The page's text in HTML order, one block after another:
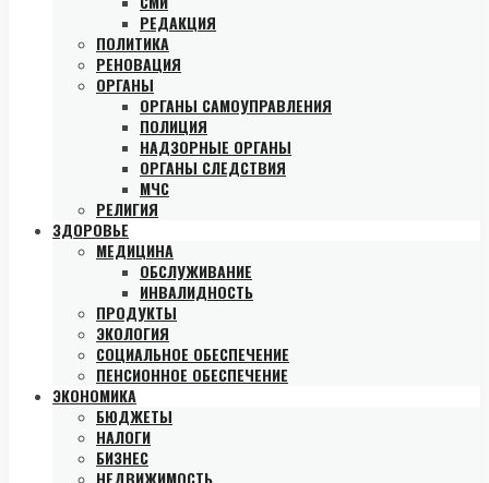
РЕДАКЦИЯ
ПОЛИТИКА
РЕНОВАЦИЯ
ОРГАНЫ
ОРГАНЫ САМОУПРАВЛЕНИЯ
ПОЛИЦИЯ
НАДЗОРНЫЕ ОРГАНЫ
ОРГАНЫ СЛЕДСТВИЯ
МЧС
РЕЛИГИЯ
ЗДОРОВЬЕ
МЕДИЦИНА
ОБСЛУЖИВАНИЕ
ИНВАЛИДНОСТЬ
ПРОДУКТЫ
ЭКОЛОГИЯ
СОЦИАЛЬНОЕ ОБЕСПЕЧЕНИЕ
ПЕНСИОННОЕ ОБЕСПЕЧЕНИЕ
ЭКОНОМИКА
БЮДЖЕТЫ
НАЛОГИ
БИЗНЕС
НЕДВИЖИМОСТЬ